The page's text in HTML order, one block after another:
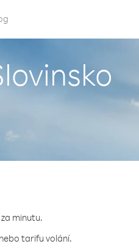
minutu.
tarifu volání.